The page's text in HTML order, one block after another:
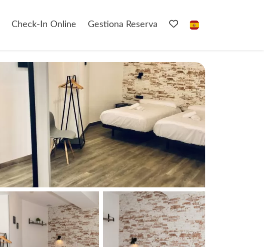
Check-In Online Gestiona Reserva